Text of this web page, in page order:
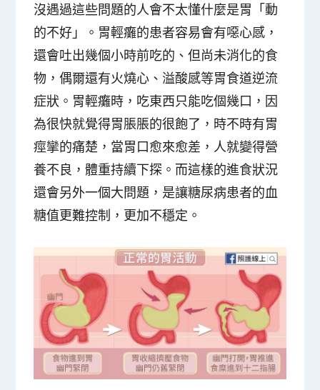
沒遇過這些問題的人會不太懂什麼是胃「動
的不好」。胃輕癱的患者容易會有噁心感，
還會吐出幾個小時前吃的、但尚未消化的食
物，偶爾還有火燒心、溢酸感等胃食道逆流
症狀。胃輕癱時，吃東西只能吃個幾口，因
為很快就覺得胃脹脹的很飽了，時不時有胃
痙攣的痛楚，當胃口愈來愈差，人就變得營
養不良，體重持續下探。而這樣的進食狀況
還會另外一個大問題，是讓糖尿病患者的血
糖值更難控制 ，更加不穩定。